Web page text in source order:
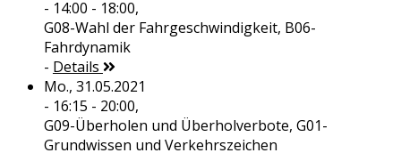
- 14:00 - 18:00,
G08-Wahl der Fahrgeschwindigkeit, B06-
Fahrdynamik
- Details
Mo., 31.05.2021
- 16:15 - 20:00,
G09-Überholen und Überholverbote, G01-
Grundwissen und Verkehrszeichen